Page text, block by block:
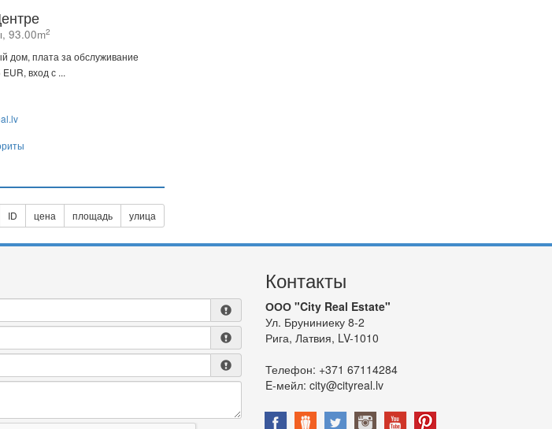
93.00m2
дом, плата за обслуживание
вход с ...
ID цена площадь улица
Контакты
ООО "City Real Estate"
Ул. Бруниниеку 8-2
Рига, Латвия, LV-1010
Телефон: +371 67114284
E-мейл: city@cityreal.lv